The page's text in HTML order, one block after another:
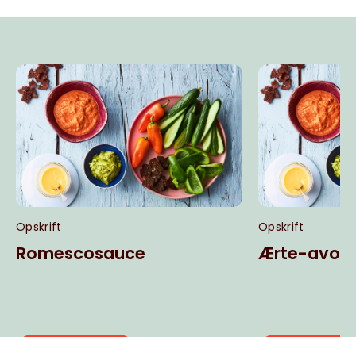
Opskrift
Romescosauce
Opskrift
Ærte-